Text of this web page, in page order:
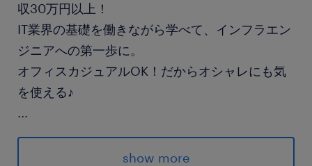
収30万円以上！
IT業界の基礎を働きながら学べて、インフラエン
ジニアへの第一歩に。
オフィスカジュアルOK！だからオシャレにも気
を使える♪
...
「将来、手に職をつけたい」そんなあなたの挑戦
show more